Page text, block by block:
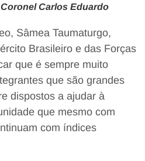
Carlos Eduardo
Sâmea Taumaturgo,
Brasileiro e das Forças
que é sempre muito
que são grandes
dispostos a ajudar à
que mesmo com
com índices